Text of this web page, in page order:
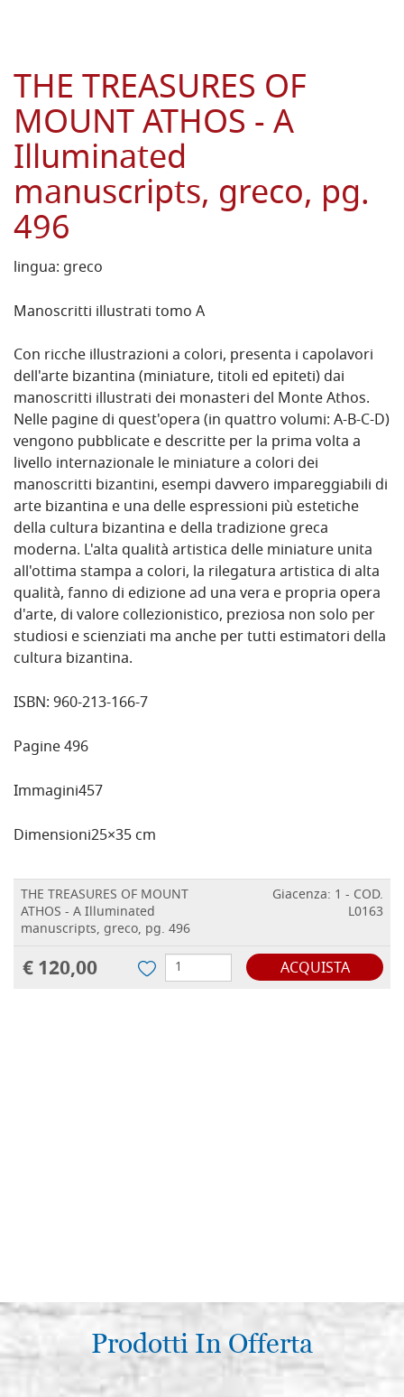
THE TREASURES OF
MOUNT ATHOS - A
Illuminated
manuscripts, greco, pg.
496
lingua: greco
Manoscritti illustrati tomo A
Con ricche illustrazioni a colori, presenta i capolavori
dell'arte bizantina (miniature, titoli ed epiteti) dai
manoscritti illustrati dei monasteri del Monte Athos.
Nelle pagine di quest'opera (in quattro volumi: A-B-C-D)
vengono pubblicate e descritte per la prima volta a
livello internazionale le miniature a colori dei
manoscritti bizantini, esempi davvero impareggiabili di
arte bizantina e una delle espressioni più estetiche
della cultura bizantina e della tradizione greca
moderna. L'alta qualità artistica delle miniature unita
all'ottima stampa a colori, la rilegatura artistica di alta
qualità, fanno di edizione ad una vera e propria opera
d'arte, di valore collezionistico, preziosa non solo per
studiosi e scienziati ma anche per tutti estimatori della
cultura bizantina.
ISBN:960-213-166-7
Pagine496
Immagini457
Dimensioni25×35 cm
THE TREASURES OF MOUNT
ATHOS - A Illuminated
manuscripts, greco, pg. 496
Giacenza: 1 - COD.
L0163
€ 120,00 ACQUISTA
Prodotti In Offerta